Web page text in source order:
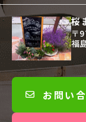
桜
〒
福
お問い